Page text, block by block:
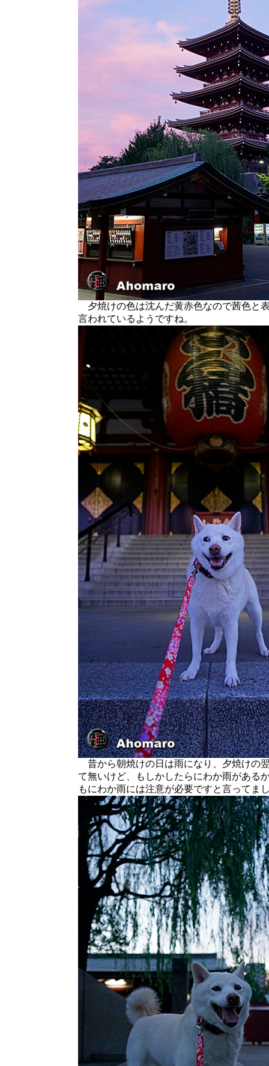
夕焼けの色は沈んだ黄赤色なので茜色と
言われているようですね。
昔から朝焼けの日は雨になり、夕焼けの
て無いけど、もしかしたらにわか雨がある
もにわか雨には注意が必要ですと言ってま